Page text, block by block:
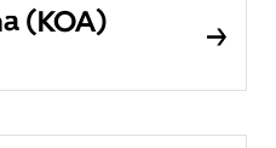
(KOA)